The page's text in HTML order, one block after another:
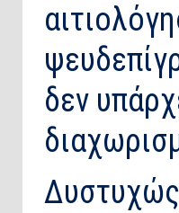
δεν
Δυστυχώς